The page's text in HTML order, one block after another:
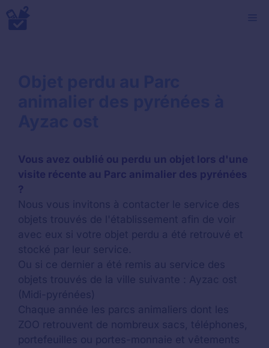
Aller
au
Vous avez oublié ou perdu un objet lors d'une
visite récente au Parc animalier des pyrénées
?
Nous vous invitons à contacter le service des
objets trouvés de l'établissement afin de voir
avec eux si votre objet perdu a été retrouvé et
stocké par leur service.
Ou si ce dernier a été remis au service des
objets trouvés de la ville suivante : Ayzac ost
(Midi-pyrénées)
Chaque année les parcs animaliers dont les
ZOO retrouvent de nombreux sacs, téléphones,
portefeuilles ou portes-monnaie et vêtements